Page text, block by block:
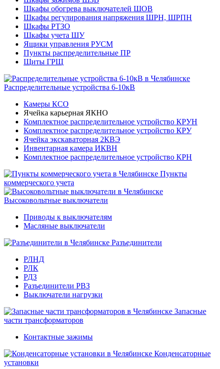
Шкафы обогрева выключателей ШОВ
Шкафы регулирования напряжения ШРН, ШРПН
Шкафы РТЗО
Шкафы учета ШУ
Ящики управления РУСМ
Пункты распределительные ПР
Щиты ГРЩ
Распределительные устройства 6-10кВ
Камеры КСО
Ячейка карьерная ЯКНО
Комплектное распределительное устройство КРУН
Комплектное распределительное устройство КРУ
Ячейка экскаваторная 2КВЭ
Инвентарная камера ИКВН
Комплектное распределительное устройство КРН
Пункты
коммерческого учета
Высоковольтные выключатели
Приводы к выключателям
Масляные выключатели
Разъединители
РЛНД
РЛК
РДЗ
Разъединители РВЗ
Выключатели нагрузки
Запасные
части трансформаторов
Контактные зажимы
Конденсаторные
установки